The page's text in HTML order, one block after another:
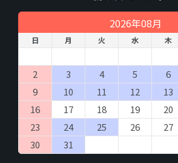
2026年08月
日 月 火 水 木
2
3 4 5 6
9
10 11 12 13
16
17 18 19 20
23
24 25 26 27
30
31